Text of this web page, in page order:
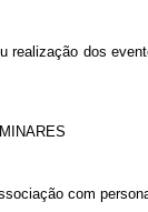
dos
com